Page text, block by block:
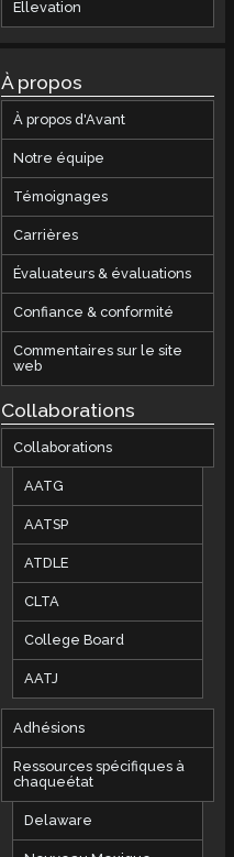
Ellevation
À propos
À propos d'Avant
Notre équipe
Témoignages
Carrières
Évaluateurs & évaluations
Confiance & conformité
Commentaires sur le site
web
Collaborations
Collaborations
AATG
AATSP
ATDLE
CLTA
College Board
AATJ
Adhésions
Ressources spécifiques à
chaqueétat
Delaware